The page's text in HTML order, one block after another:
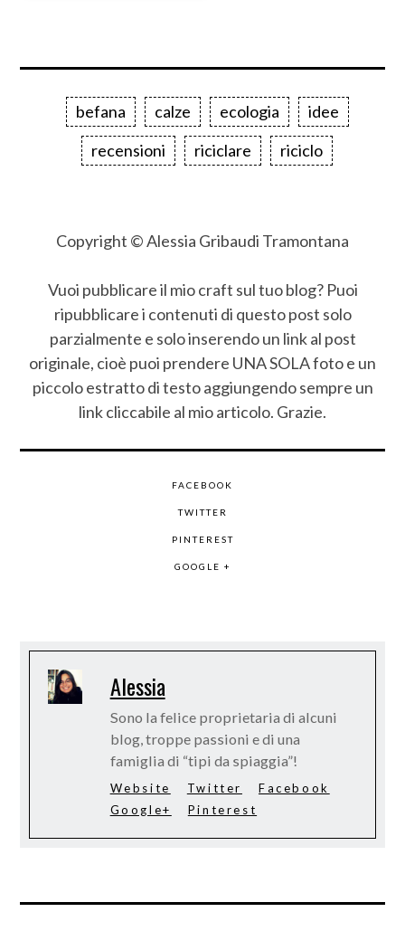
befana calze ecologia
idee
recensioni
riciclare riciclo
Copyright © Alessia Gribaudi Tramontana
Vuoi pubblicare il mio craft sul tuo blog? Puoi
ripubblicare i contenuti di questo post solo
parzialmente e solo inserendo un link al post
originale, cioè puoi prendere UNA SOLA foto e un
piccolo estratto di testo aggiungendo sempre un
link cliccabile al mio articolo. Grazie.
FACEBOOK
TWITTER
PINTEREST
GOOGLE +
Alessia
Sono la felice proprietaria di alcuni
blog, troppe passioni e di una
famiglia di “tipi da spiaggia”!
Website Twitter
Facebook
Google+
Pinterest